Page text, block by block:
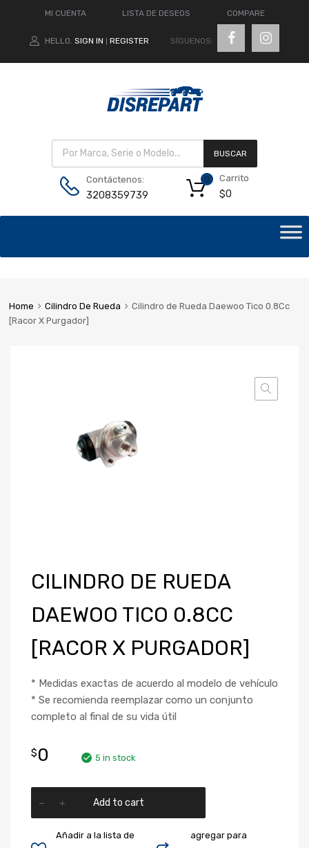
MI CUENTA LISTA DE DESEOS COMPARE
HELLO. SIGN IN REGISTER SÍGUENOS:
BUSCAR
Contáctenos:
3208359739
Carrito
$0
0
Home Cilindro De Rueda
Cilindro de Rueda Daewoo Tico 0.8Cc
[Racor X Purgador]
CILINDRO DE RUEDA
DAEWOO TICO 0.8CC
[RACOR X PURGADOR]
* Medidas exactas de acuerdo al modelo de vehículo
* Se recomienda reemplazar como un conjunto
completo al final de su vida útil
$0 5 in stock
Add to cart
agregar para
Añadir a la lista de